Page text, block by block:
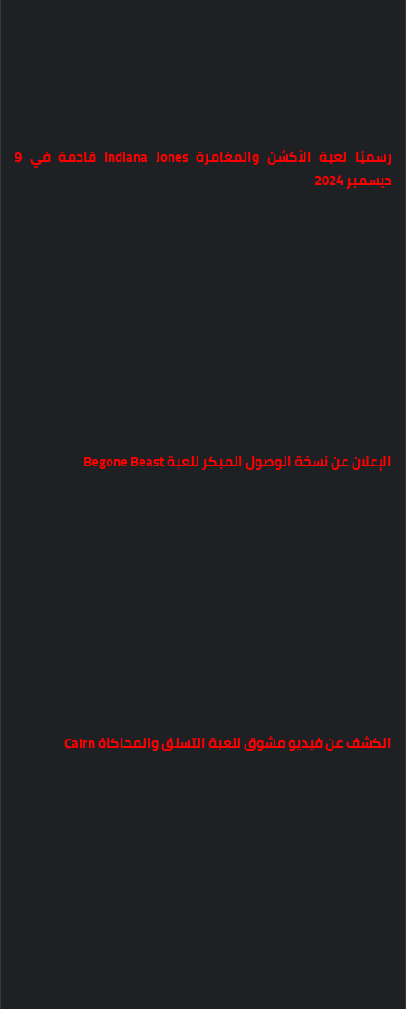
رسميًا لعبة الأكشن والمغامرة Indiana Jones قادمة في 9
ديسمبر 2024
الإعلان عن نسخة الوصول المبكر للعبة Begone Beast
الكشف عن فيديو مشوق للعبة التسلق والمحاكاة Cairn